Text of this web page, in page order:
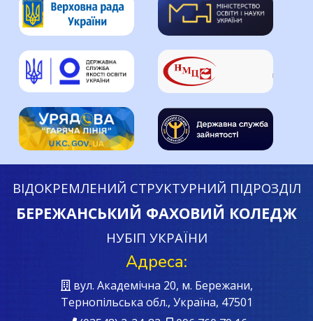
ВІДОКРЕМЛЕНИЙ СТРУКТУРНИЙ ПІДРОЗДІЛ
БЕРЕЖАНСЬКИЙ ФАХОВИЙ КОЛЕДЖ
НУБІП УКРАЇНИ
Адреса:
вул. Академічна 20, м. Бережани,
Тернопільська обл., Україна, 47501